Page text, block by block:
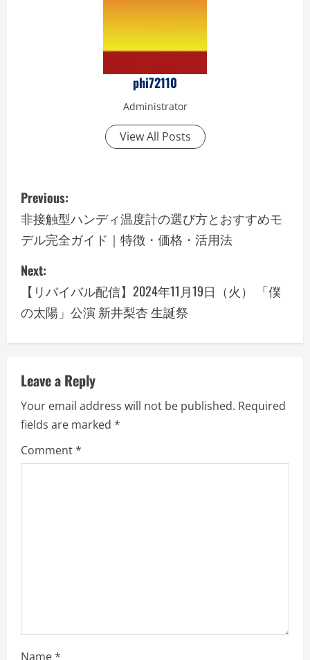
phi72110
Administrator
View All Posts
P
o
s
t
n
a
i
g
a
Previous:
非接触型ハンディ温度計の選び方とおすすめモ
デル完全ガイド｜特徴・価格・活用法
Next:
【リバイバル配信】2024年11月19日（火） 「僕
の太陽」公演 新井梨杏 生誕祭
Leave a Reply
Your email address will not be published. Required
fields are marked *
Comment*
Name*